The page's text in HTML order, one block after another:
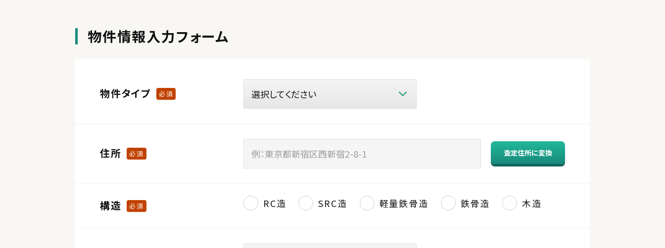
物件情報入力フォーム
物件タイプ 必須
住所 必須 査定住所に変換
構造 必須 RC造 SRC造 軽量鉄骨造 鉄骨造 木造